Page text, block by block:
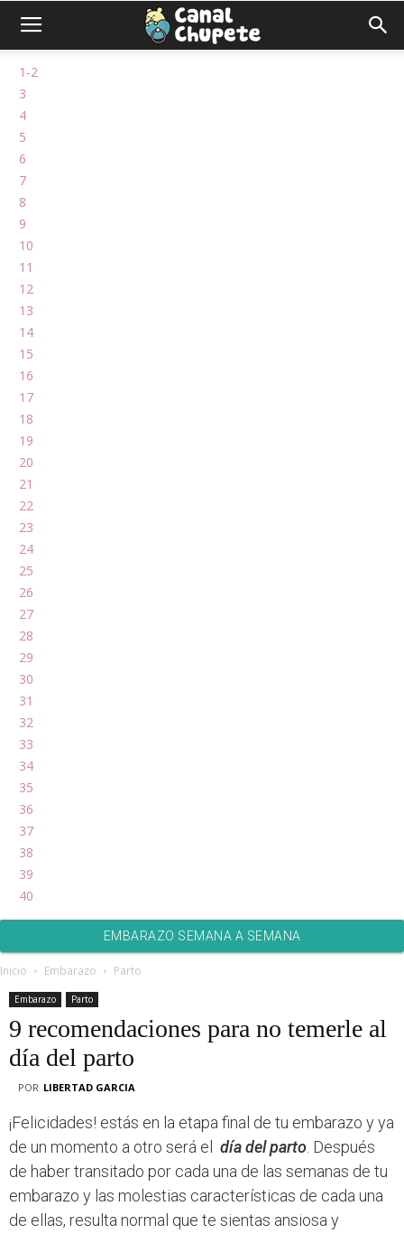
1-2
3
4
5
6
7
8
9
10
11
12
13
14
15
16
17
18
19
20
21
22
23
24
25
26
27
28
29
30
31
32
33
34
35
36
37
38
39
40
EMBARAZO SEMANA A SEMANA
Inicio Embarazo Parto
Embarazo Parto
9 recomendaciones para no temerle al
día del parto
POR LIBERTAD GARCIA
¡Felicidades! estás en la etapa final de tu embarazo y ya
de un momento a otro será el día del parto . Después
de haber transitado por cada una de las semanas de tu
embarazo y las molestias características de cada una
de ellas, resulta normal que te sientas ansiosa y